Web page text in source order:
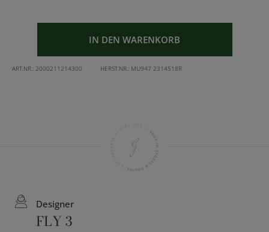
IN DEN WARENKORB
ART.NR.: 2000211214300 HERST.NR.: MU947 2314518R
Designer
FLY 3